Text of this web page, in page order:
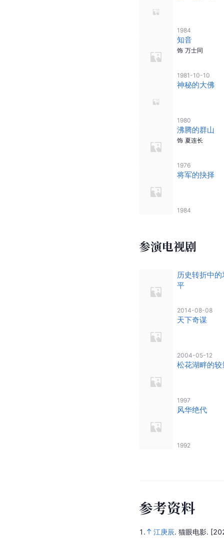
1984
知音
饰 万士同
1981-10-10
神秘的大佛
1980
沸腾的群山
饰 夏连长
1976
将军的抉择
1984
参演电视剧
历史转折中的
平
2014-08-08
天下奇谋
2004-05-12
松花湖畔的较
1997
风华绝代
1992
参考资料
1. 江庚辰. 猫眼电影.